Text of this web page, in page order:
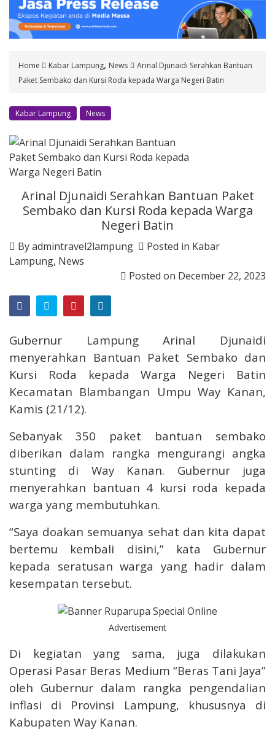
Home Kabar Lampung, News
Arinal Djunaidi Serahkan Bantuan
Paket Sembako dan Kursi Roda kepada Warga Negeri Batin
Kabar Lampung News
Arinal Djunaidi Serahkan Bantuan Paket
Sembako dan Kursi Roda kepada Warga
Negeri Batin
Byadmintravel2lampung Posted in Kabar
Lampung, News
Posted on December 22, 2023
Gubernur Lampung Arinal Djunaidi
menyerahkan Bantuan Paket Sembako dan
Kursi Roda kepada Warga Negeri Batin
Kecamatan Blambangan Umpu Way Kanan,
Kamis (21/12).
Sebanyak 350 paket bantuan sembako
diberikan dalam rangka mengurangi angka
stunting di Way Kanan. Gubernur juga
menyerahkan bantuan 4 kursi roda kepada
warga yang membutuhkan.
“Saya doakan semuanya sehat dan kita dapat
bertemu kembali disini,” kata Gubernur
kepada seratusan warga yang hadir dalam
kesempatan tersebut.
Advertisement
Di kegiatan yang sama, juga dilakukan
Operasi Pasar Beras Medium “Beras Tani Jaya”
oleh Gubernur dalam rangka pengendalian
inflasi di Provinsi Lampung, khususnya di
Kabupaten Way Kanan.